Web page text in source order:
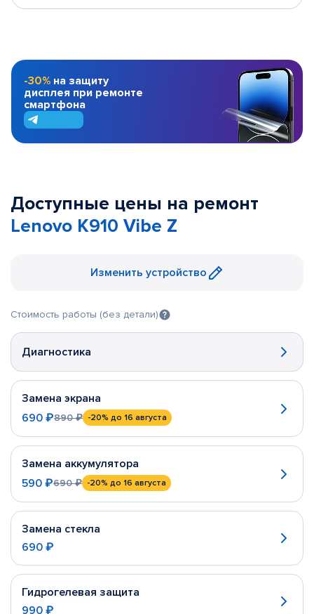
-30% на защиту
дисплея при ремонте
смартфона
Доступные цены на ремонт
Lenovo K910 Vibe Z
Изменить устройство
Стоимость работы (без детали)
Диагностика
Замена экрана
690 ₽890 ₽ -20% до 16 августа
Замена аккумулятора
590 ₽690 ₽ -20% до 16 августа
Замена стекла
690 ₽
Гидрогелевая защита
990 ₽